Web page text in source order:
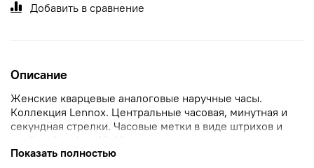
Добавить в сравнение
Описание
Женские кварцевые аналоговые наручные часы.
Коллекция Lennox. Центральные часовая, минутная и
секундная стрелки. Часовые метки в виде штрихов и
арабской цифры 12. Метки и стрелки с люминесцентным
покрытием, которое светится в темноте после
Показать полностью